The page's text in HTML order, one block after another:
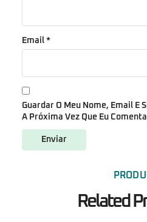
Email *
Guardar O Meu Nome, Email E
A Próxima Vez Que Eu
Related